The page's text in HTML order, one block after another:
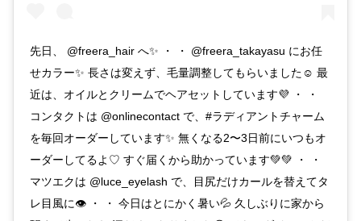
先日、 @freera_hair へ✨ ・ ・ @freera_takayasu にお任
せカラー✨ 長さは変えず、毛量調整してもらいました☺️ 最
近は、オイルとクリームでヘアセットしています💜 ・ ・
コンタクトは @onlinecontact で、#ラディアントチャーム
を毎回オーダーしています✨ 無くなる2〜3日前にいつもオ
ーダーしてるよ♡ すぐ届くから助かっています💚💚 ・ ・
マツエクは @luce_eyelash で、目尻だけカールを替えてタ
レ目風に👁 ・ ・ 今日はとにかく暑い💦 久しぶりに家から